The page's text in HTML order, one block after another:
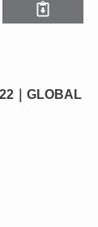
｜GLOBAL